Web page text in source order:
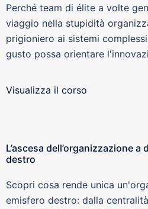
Perché team di élite a volte
viaggio nella stupidità
prigioniero ai sistemi
gusto possa orientare
Visualizza il corso
L’ascesa dell’organizzazione
destro
Scopri cosa rende unica
emisfero destro: dalla